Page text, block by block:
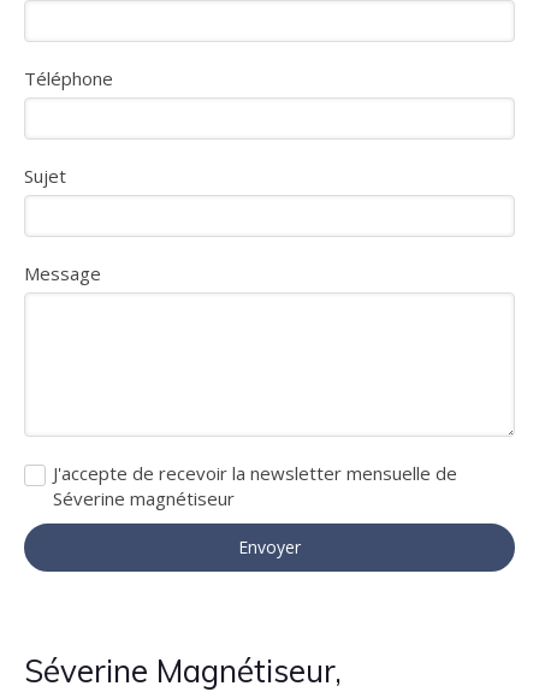
Téléphone
Sujet
Message
J'accepte de recevoir la newsletter mensuelle de
Séverine magnétiseur
Envoyer
Séverine Magnétiseur,